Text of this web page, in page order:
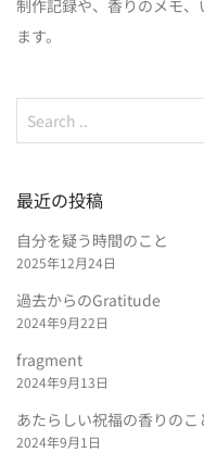
制作記録や、香りのメモ
ます。
最近の投稿
自分を疑う時間のこと
2025年12月24日
過去からのGratitude
2024年9月22日
fragment
2024年9月13日
あたらしい祝福の香りのこ
2024年9月1日